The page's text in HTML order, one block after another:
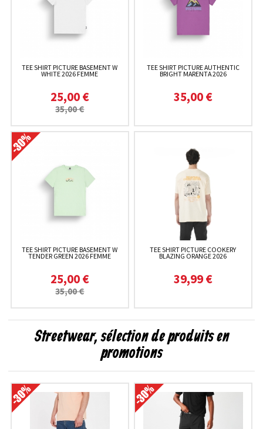
TEE SHIRT PICTURE BASEMENT W
WHITE 2026 FEMME
25,00 €
35,00 €
TEE SHIRT PICTURE AUTHENTIC
BRIGHT MARENTA 2026
35,00 €
TEE SHIRT PICTURE BASEMENT W
TENDER GREEN 2026 FEMME
25,00 €
35,00 €
TEE SHIRT PICTURE COOKERY
BLAZING ORANGE 2026
39,99 €
Streetwear, sélection de produits en
promotions